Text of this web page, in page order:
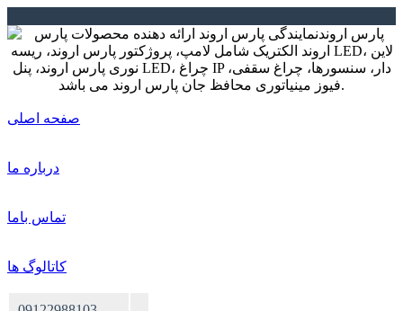
صفحه اصلی
درباره ما
تماس باما
کاتالوگ ها